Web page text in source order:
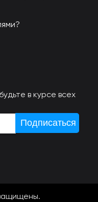
в курсе всех